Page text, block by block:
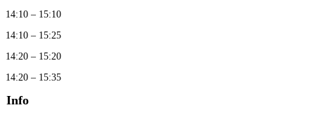
14:10 – 15:10
14:10 – 15:25
14:20 – 15:20
14:20 – 15:35
Info